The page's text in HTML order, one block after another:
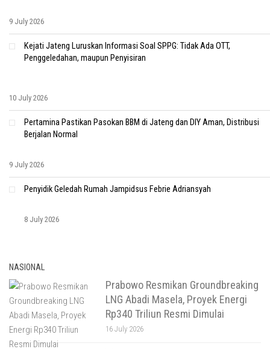
9 July 2026
Kejati Jateng Luruskan Informasi Soal SPPG: Tidak Ada OTT,
Penggeledahan, maupun Penyisiran
10 July 2026
Pertamina Pastikan Pasokan BBM di Jateng dan DIY Aman, Distribusi
Berjalan Normal
9 July 2026
Penyidik Geledah Rumah Jampidsus Febrie Adriansyah
8 July 2026
NASIONAL
Prabowo Resmikan Groundbreaking
LNG Abadi Masela, Proyek Energi
Rp340 Triliun Resmi Dimulai
16 July 2026